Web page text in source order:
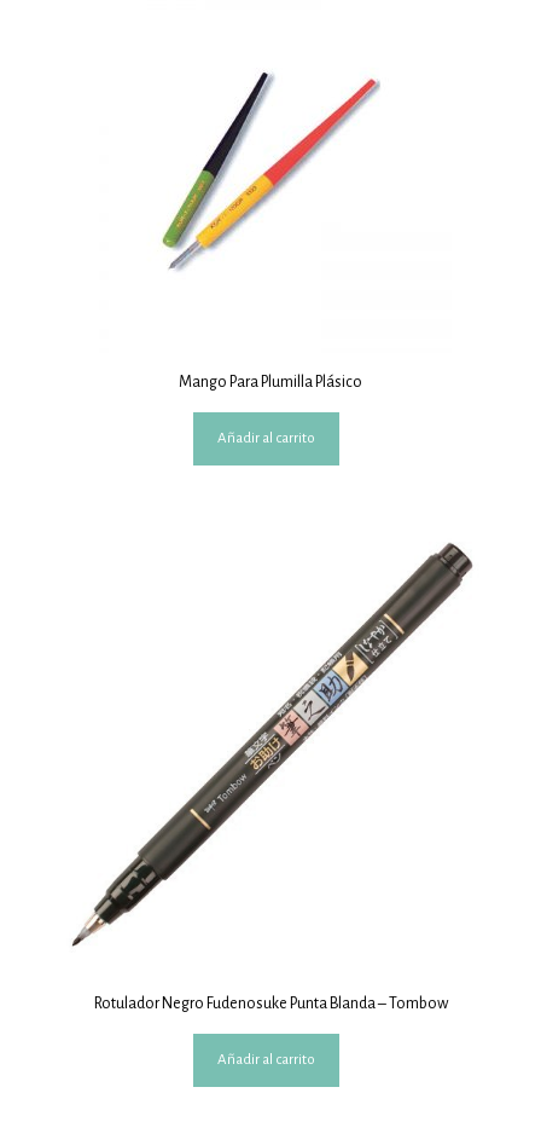
Mango Para Plumilla Plásico
Añadir al carrito
Rotulador Negro Fudenosuke Punta Blanda – Tombow
Añadir al carrito